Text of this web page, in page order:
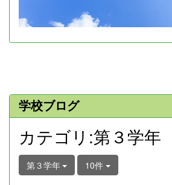
学校ブログ
カテゴリ:第３学年
第３学年 10件